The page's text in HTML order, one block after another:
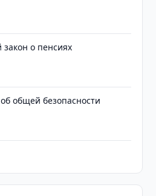
о пенсиях
общей безопасности